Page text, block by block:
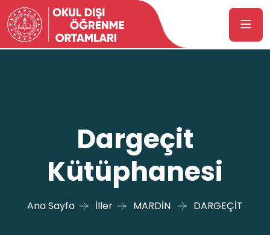
Dargeçit
Kütüphanesi
Ana Sayfa İller MARDİN DARGEÇİT